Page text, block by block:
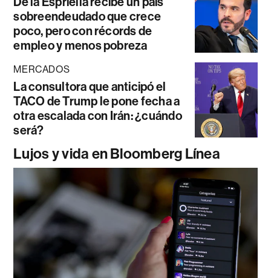
sobreendeudado que crece
poco, pero con récords de
empleo y menos pobreza
MERCADOS
La consultora que anticipó el
TACO de Trump le pone fecha a
otra escalada con Irán: ¿cuándo
será?
Lujos y vida en Bloomberg Línea